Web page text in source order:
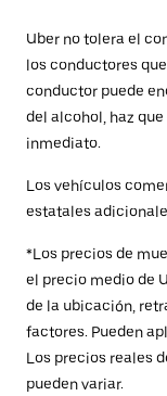
Uber no tolera el
los conductores
conductor puede
del alcohol, haz
inmediato.
Los vehículos
estatales
*Los precios de
el precio medio de
de la ubicación,
factores. Pueden
Los precios reales
pueden variar.